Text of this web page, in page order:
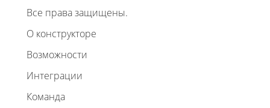
Все права защищены.
О конструкторе
Возможности
Интеграции
Команда